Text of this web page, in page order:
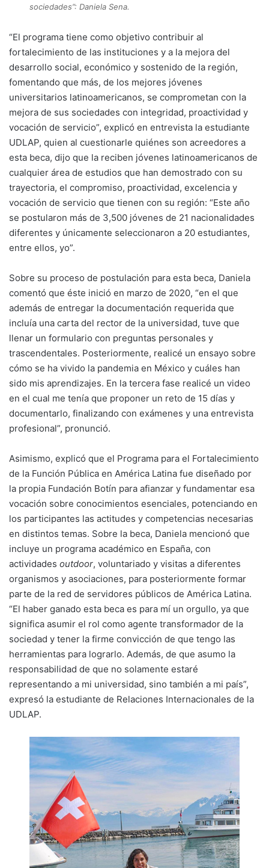
sociedades”: Daniela Sena.
“El programa tiene como objetivo contribuir al
fortalecimiento de las instituciones y a la mejora del
desarrollo social, económico y sostenido de la región,
fomentando que más, de los mejores jóvenes
universitarios latinoamericanos, se comprometan con la
mejora de sus sociedades con integridad, proactividad y
vocación de servicio”, explicó en entrevista la estudiante
UDLAP, quien al cuestionarle quiénes son acreedores a
esta beca, dijo que la reciben jóvenes latinoamericanos de
cualquier área de estudios que han demostrado con su
trayectoria, el compromiso, proactividad, excelencia y
vocación de servicio que tienen con su región: “Este año
se postularon más de 3,500 jóvenes de 21 nacionalidades
diferentes y únicamente seleccionaron a 20 estudiantes,
entre ellos, yo”.
Sobre su proceso de postulación para esta beca, Daniela
comentó que éste inició en marzo de 2020, “en el que
además de entregar la documentación requerida que
incluía una carta del rector de la universidad, tuve que
llenar un formulario con preguntas personales y
trascendentales. Posteriormente, realicé un ensayo sobre
cómo se ha vivido la pandemia en México y cuáles han
sido mis aprendizajes. En la tercera fase realicé un video
en el cual me tenía que proponer un reto de 15 días y
documentarlo, finalizando con exámenes y una entrevista
profesional”, pronunció.
Asimismo, explicó que el Programa para el Fortalecimiento
de la Función Pública en América Latina fue diseñado por
la propia Fundación Botín para afianzar y fundamentar esa
vocación sobre conocimientos esenciales, potenciando en
los participantes las actitudes y competencias necesarias
en distintos temas. Sobre la beca, Daniela mencionó que
incluye un programa académico en España, con
actividades outdoor, voluntariado y visitas a diferentes
organismos y asociaciones, para posteriormente formar
parte de la red de servidores públicos de América Latina.
“El haber ganado esta beca es para mí un orgullo, ya que
significa asumir el rol como agente transformador de la
sociedad y tener la firme convicción de que tengo las
herramientas para lograrlo. Además, de que asumo la
responsabilidad de que no solamente estaré
representando a mi universidad, sino también a mi país”,
expresó la estudiante de Relaciones Internacionales de la
UDLAP.